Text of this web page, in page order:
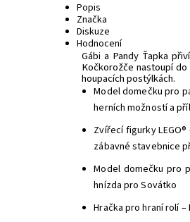
Popis
Značka
Diskuze
Hodnocení
Gábi a Pandy Ťapka
Kočkorožče nastoupí
houpacích postýlkách.
Model domečku pro
herních možností a
Zvířecí figurky
zábavné stavebnice
Model domečku pro
hnízda pro Sovátko
Hračka pro hraní rolí